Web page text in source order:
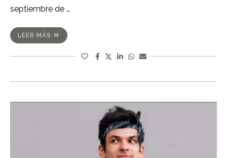
septiembre de …
LEER MÁS